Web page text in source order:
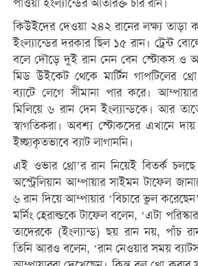
পাওয়া ইংল্যান্ডের অতিরিক্ত চার রান।
কিউইদের দেওয়া ২৪২ রানের লক্ষ্য তাড়া
ইংল্যান্ডের দরকার ছিল ১৫ রান। ট্রেন্ট
বলে দৌড়ে দুই রান নেন বেন স্টোকস ও
মিড উইকেট থেকে মার্টিন গাপটিলের
ব্যাটে লেগে সীমানা পার করে।
মিলিয়ে ৬ রান দেন ইংল্যান্ডকে। আর
স্বাগতিকরা। অবশ্য স্টোকসের এখানে
ইচ্ছাকৃতভাবে ব্যাট লাগাননি।
এই ওভার থ্রো’র রান নিয়েই বিতর্ক চলছে
অস্ট্রেলিয়ান আম্পায়ার সাইমন টাফেল
৬ রান দিয়ে আম্পায়ার ‘বিচারে ভুল
মর্নিং হেরাল্ডকে টাফেল বলেন, ‘এটা
তাদেরকে (ইংল্যান্ড) ছয় রান নয়, পাঁচ
তিনি আরও বলেন, ‘রান নেওয়ার সময়